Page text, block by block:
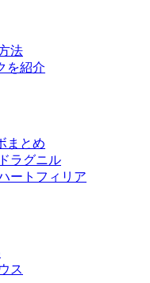
法
を紹介
まとめ
ラグニル
ートフィリア
ス